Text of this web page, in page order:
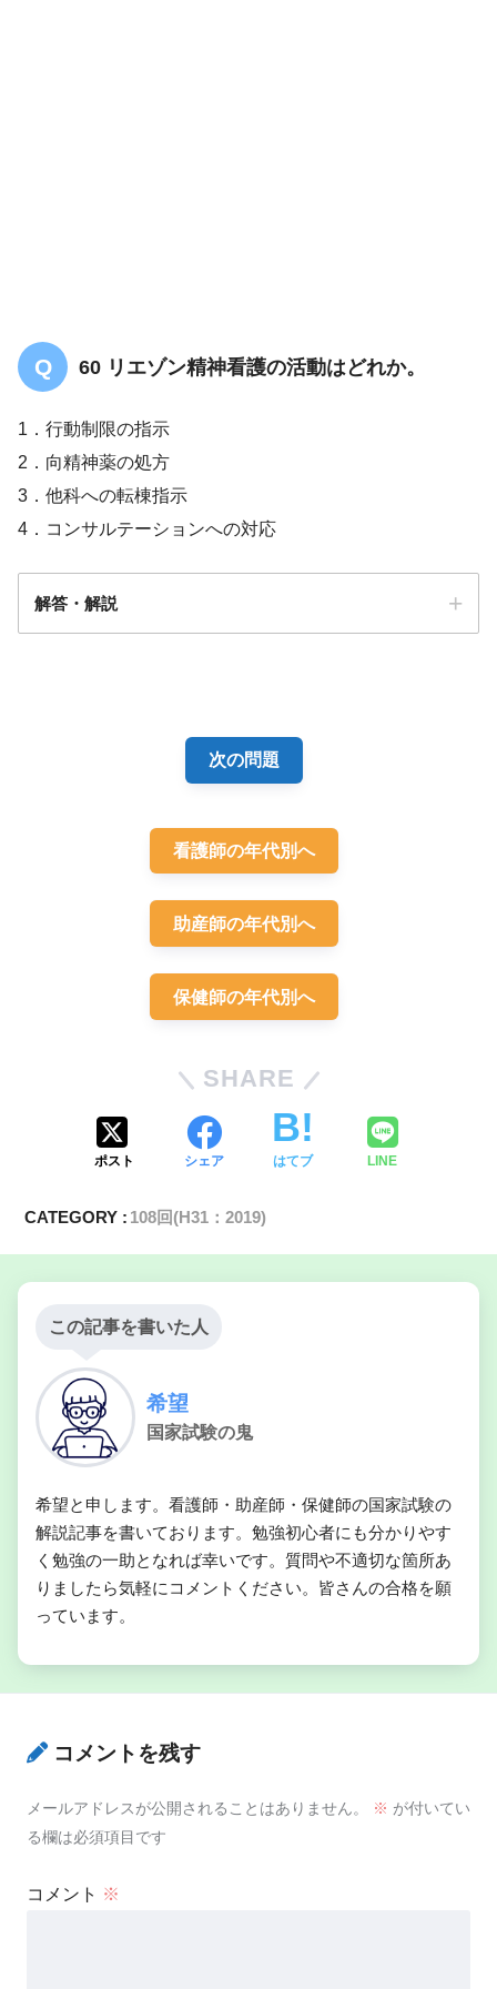
60 リエゾン精神看護の活動はどれか。
1．行動制限の指示
2．向精神薬の処方
3．他科への転棟指示
4．コンサルテーションへの対応
解答・解説
仲介・つなぎ・橋渡し
②コンサルテーション
次の問題
看護師の年代別へ
助産師の年代別へ
保健師の年代別へ
SHARE
ポスト シェア はてブ LINE
CATEGORY : 108回(H31：2019)
この記事を書いた人
希望
国家試験の鬼
希望と申します。看護師・助産師・保健師の国家試験の
解説記事を書いております。勉強初心者にも分かりやす
く勉強の一助となれば幸いです。質問や不適切な箇所あ
りましたら気軽にコメントください。皆さんの合格を願
っています。
コメントを残す
メールアドレスが公開されることはありません。 ※ が付いてい
る欄は必須項目です
コメント ※